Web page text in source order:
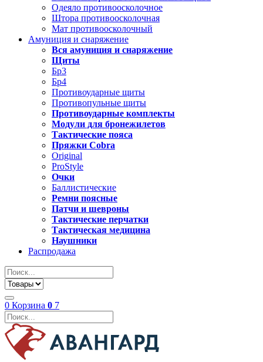
Одеяло противоосколочное
Штора противоосколочная
Мат противоосколочный
Амуниция и снаряжение
Вся амуниция и снаряжение
Щиты
Бр3
Бр4
Противоударные щиты
Противопульные щиты
Противоударные комплекты
Модули для бронежилетов
Тактические пояса
Пряжки Cobra
Original
ProStyle
Очки
Баллистические
Ремни поясные
Патчи и шевроны
Тактические перчатки
Тактическая медицина
Наушники
Распродажа
0 Корзина 0 7